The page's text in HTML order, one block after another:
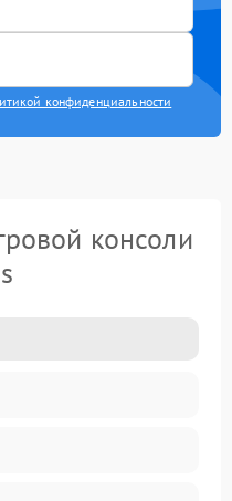
конфиденциальности
консоли